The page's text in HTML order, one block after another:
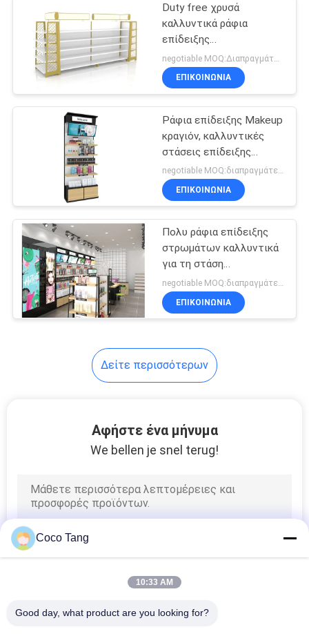
Ράφια επίδειξης
φαρμακείων
καλλυντικά ράφια
επίδειξης
παπούτσι εμφάνιση
Να τοποθετήσει σε
ράφι
καταστημάτων
τροφίμων
Duty free χρυσά
καλλυντικά ράφια
επίδειξης
καταστημάτων με τα
ελκυστικά φωτεινά
φω'τα
ΕΠΙΚΟΙΝΩΝΙΑ
Ράφια επίδειξης Makeup
κραγιόν, καλλυντικές
στάσεις επίδειξης
προϊόντων σαλονιών
ομορφιάς
negotiable MOQ:διαπραγμάτευση
ΕΠΙΚΟΙΝΩΝΙΑ
Πολυ ράφια επίδειξης
στρωμάτων καλλυντικά
για τη στάση
πατωμάτων
καταστημάτων ομορφιάς
negotiable MOQ:διαπραγμάτευση
ΕΠΙΚΟΙΝΩΝΙΑ
Δείτε περισσότερων
Αφήστε ένα μήνυμα
We bellen je snel terug!
Coco Tang
10:33 AM
Good day, what product are you looking for?